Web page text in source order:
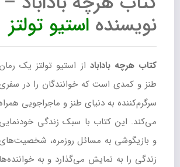
نویسندهاستیو تولتز
کتاب هرچه باداباد از استیو تولتز یک رمان
طنز و کمدی است که خوانندگان را در سفری
سرگرم‌کننده به دنیای طنز و ماجراجویی همراه
می‌کند. این کتاب با سبک زندگی خودنمایی
و بازیگوشی به مسائل روزمره، شخصیت‌های
زندگی را به نمایش می‌گذارد و به خواننده‌ها